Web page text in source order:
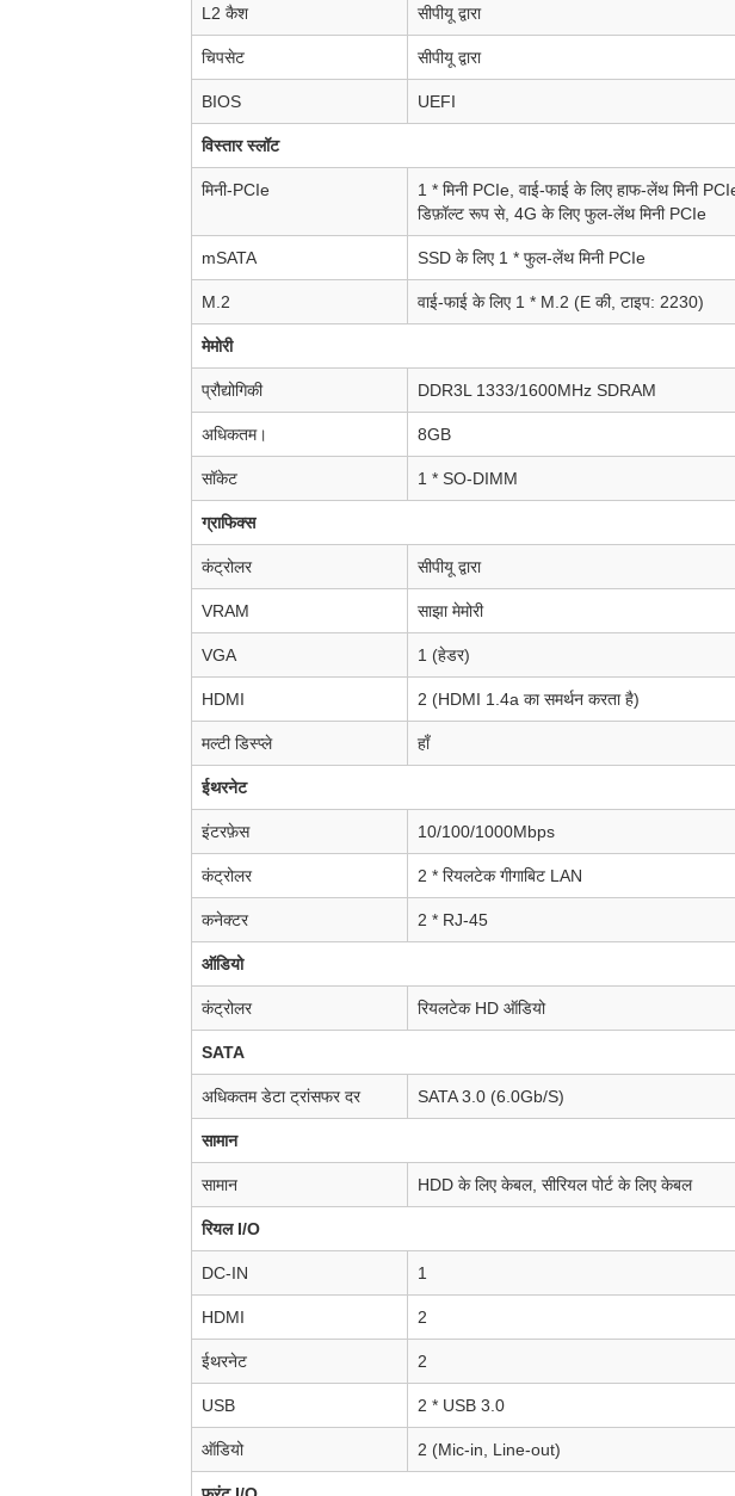
L2 कैश सीपीयू द्वारा
चिपसेट सीपीयू द्वारा
BIOS UEFI
विस्तार स्लॉट
मिनी-PCIe
1 * मिनी PCIe, वाई-फाई के लिए हाफ-लेंथ मिनी
डिफ़ॉल्ट रूप से, 4G के लिए फुल-लेंथ मिनी PCIe
mSATA SSD के लिए 1 * फुल-लेंथ मिनी PCIe
M.2 वाई-फाई के लिए 1 * M.2 (E की, टाइप: 2230)
मेमोरी
प्रौद्योगिकी DDR3L 1333/1600MHz SDRAM
अधिकतम। 8GB
सॉकेट 1 * SO-DIMM
ग्राफिक्स
कंट्रोलर सीपीयू द्वारा
VRAM साझा मेमोरी
VGA 1 (हेडर)
HDMI 2 (HDMI 1.4a का समर्थन करता है)
मल्टी डिस्प्ले हाँ
ईथरनेट
इंटरफ़ेस 10/100/1000Mbps
कंट्रोलर 2 * रियलटेक गीगाबिट LAN
कनेक्टर 2 * RJ-45
ऑडियो
कंट्रोलर रियलटेक HD ऑडियो
SATA
अधिकतम डेटा ट्रांसफर दर SATA 3.0 (6.0Gb/S)
सामान
सामान HDD के लिए केबल, सीरियल पोर्ट के लिए केबल
रियल I/O
DC-IN 1
HDMI 2
ईथरनेट 2
USB 2 * USB 3.0
ऑडियो 2 (Mic-in, Line-out)